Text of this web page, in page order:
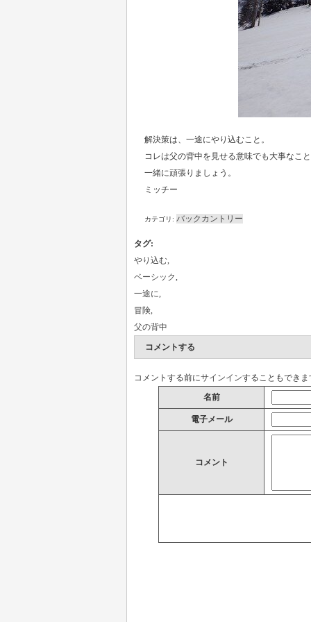
解決策は、一途にやり込むこと。
コレは父の背中を見せる意味でも大事なこ
一緒に頑張りましょう。
ミッチー
カテゴリ: バックカントリー
タグ:
やり込む,
ベーシック,
一途に,
冒険,
父の背中
コメントする
コメントする前にサインインすることもできま
名前
電子メール
コメント